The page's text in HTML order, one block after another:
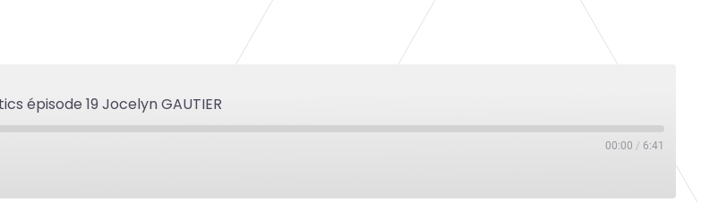
épisode 19 Jocelyn GAUTIER
00:00 / 6:41